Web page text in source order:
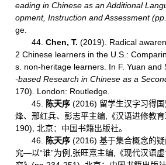
eading in Chinese as an Additional
opment, Instruction and Assessment
ge.
44.Chen, T. (2019). Radical
2 Chinese learners in the U.S.:
s. non-heritage learners. In F. Yuan and
-based Research in Chinese as a
170). London: Routledge.
45. 陈天序 (2016) 留学生汉字习得
烽、邢红兵、彭志平主编,《汉语进修教
190), 北京：中国书籍出版社。
46. 陈天序 (2016) 基于集合概念的
究—以“谁”为例,张旺熹主编,《现代汉语